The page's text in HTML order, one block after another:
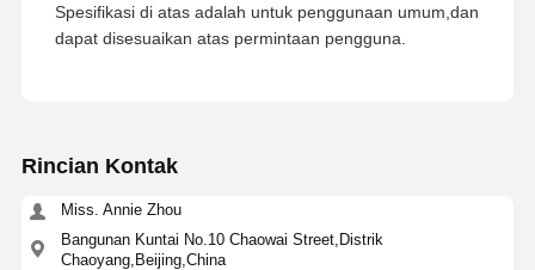
Rumah Produk Tentang Kita
Spesifikasi di atas adalah untuk penggunaan umum,dan
dapat disesuaikan atas permintaan pengguna.
Rincian Kontak
Miss. Annie Zhou
Bangunan Kuntai No.10 Chaowai Street,Distrik
Chaoyang,Beijing,China